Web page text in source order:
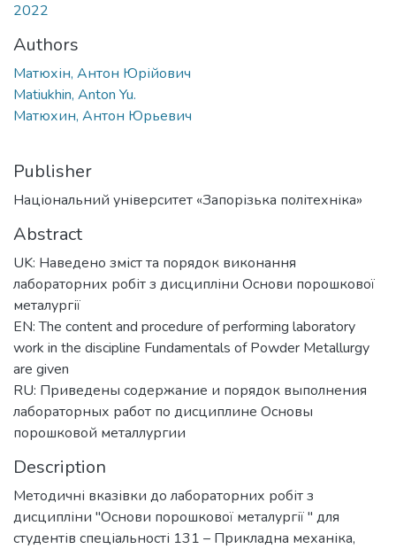
2022
Authors
Матюхін, Антон Юрійович
Matiukhin, Anton Yu.
Матюхин, Антон Юрьевич
Publisher
Національний університет «Запорізька політехніка»
Abstract
UK: Наведено зміст та порядок виконання
лабораторних робіт з дисципліни Основи порошкової
металургії
EN: The content and procedure of performing laboratory
work in the discipline Fundamentals of Powder Metallurgy
are given
RU: Приведены содержание и порядок выполнения
лабораторных работ по дисциплине Основы
порошковой металлургии
Description
Методичні вказівки до лабораторних робіт з
дисципліни "Основи порошкової металургії " для
студентів спеціальності 131 – Прикладна механіка,